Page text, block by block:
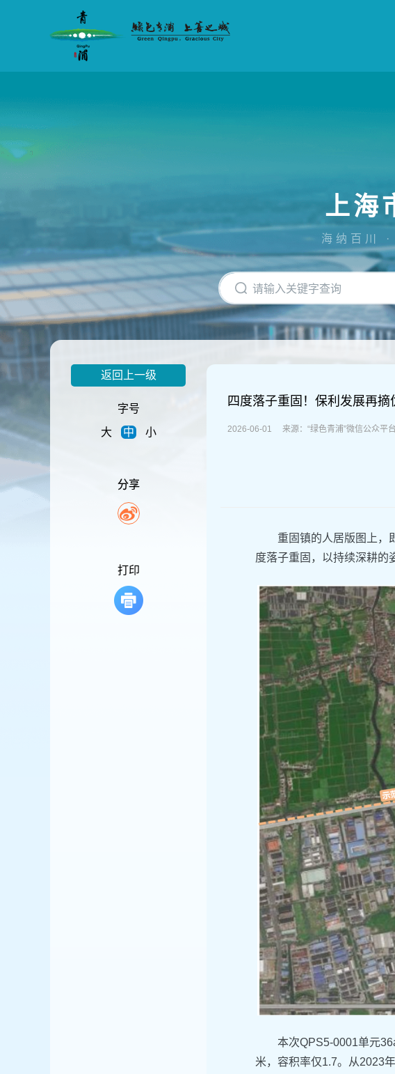
网
主
要
内
容
区
域
上海
海纳百川
返回上一级
字号
大
中 小
分享
打印
四度落子重固！保利发展再
2026-06-01 来源：“绿色青浦”微信公众平台
重固镇的人居版图上，
度落子重固，以持续深耕的
本次QPS5-0001单元
米，容积率仅1.7。从2023